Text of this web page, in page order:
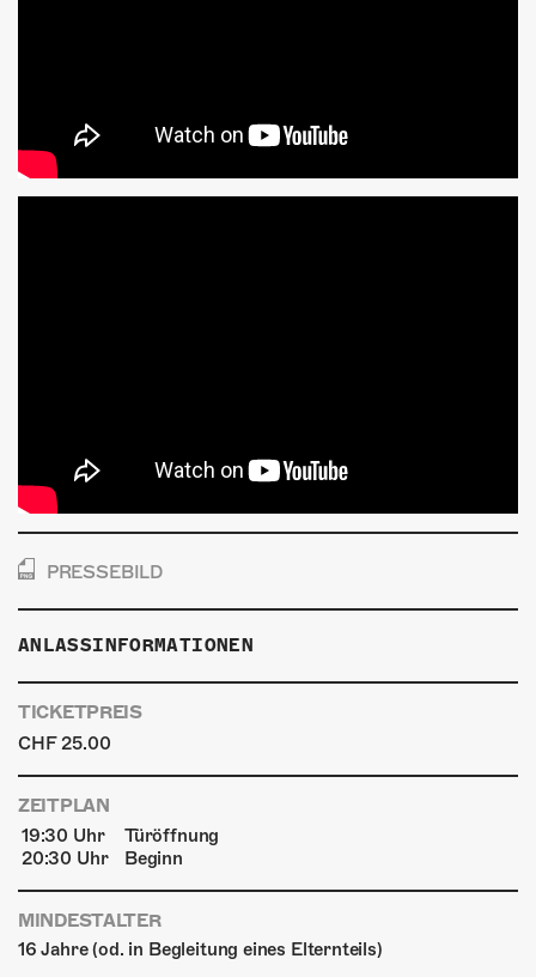
PRESSEBILD
ANLASSINFORMATIONEN
TICKETPREIS
CHF 25.00
ZEITPLAN
19:30 Uhr
Türöffnung
20:30 Uhr
Beginn
MINDESTALTER
16 Jahre (od. in Begleitung eines Elternteils)